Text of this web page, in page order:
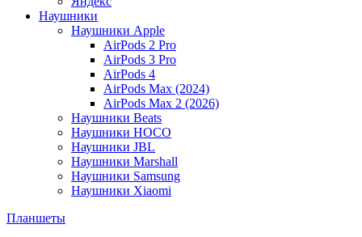
Наушники
Наушники Apple
AirPods 2 Pro
AirPods 3 Pro
AirPods 4
AirPods Max (2024)
AirPods Max 2 (2026)
Наушники Beats
Наушники HOCO
Наушники JBL
Наушники Marshall
Наушники Samsung
Наушники Xiaomi
Планшеты